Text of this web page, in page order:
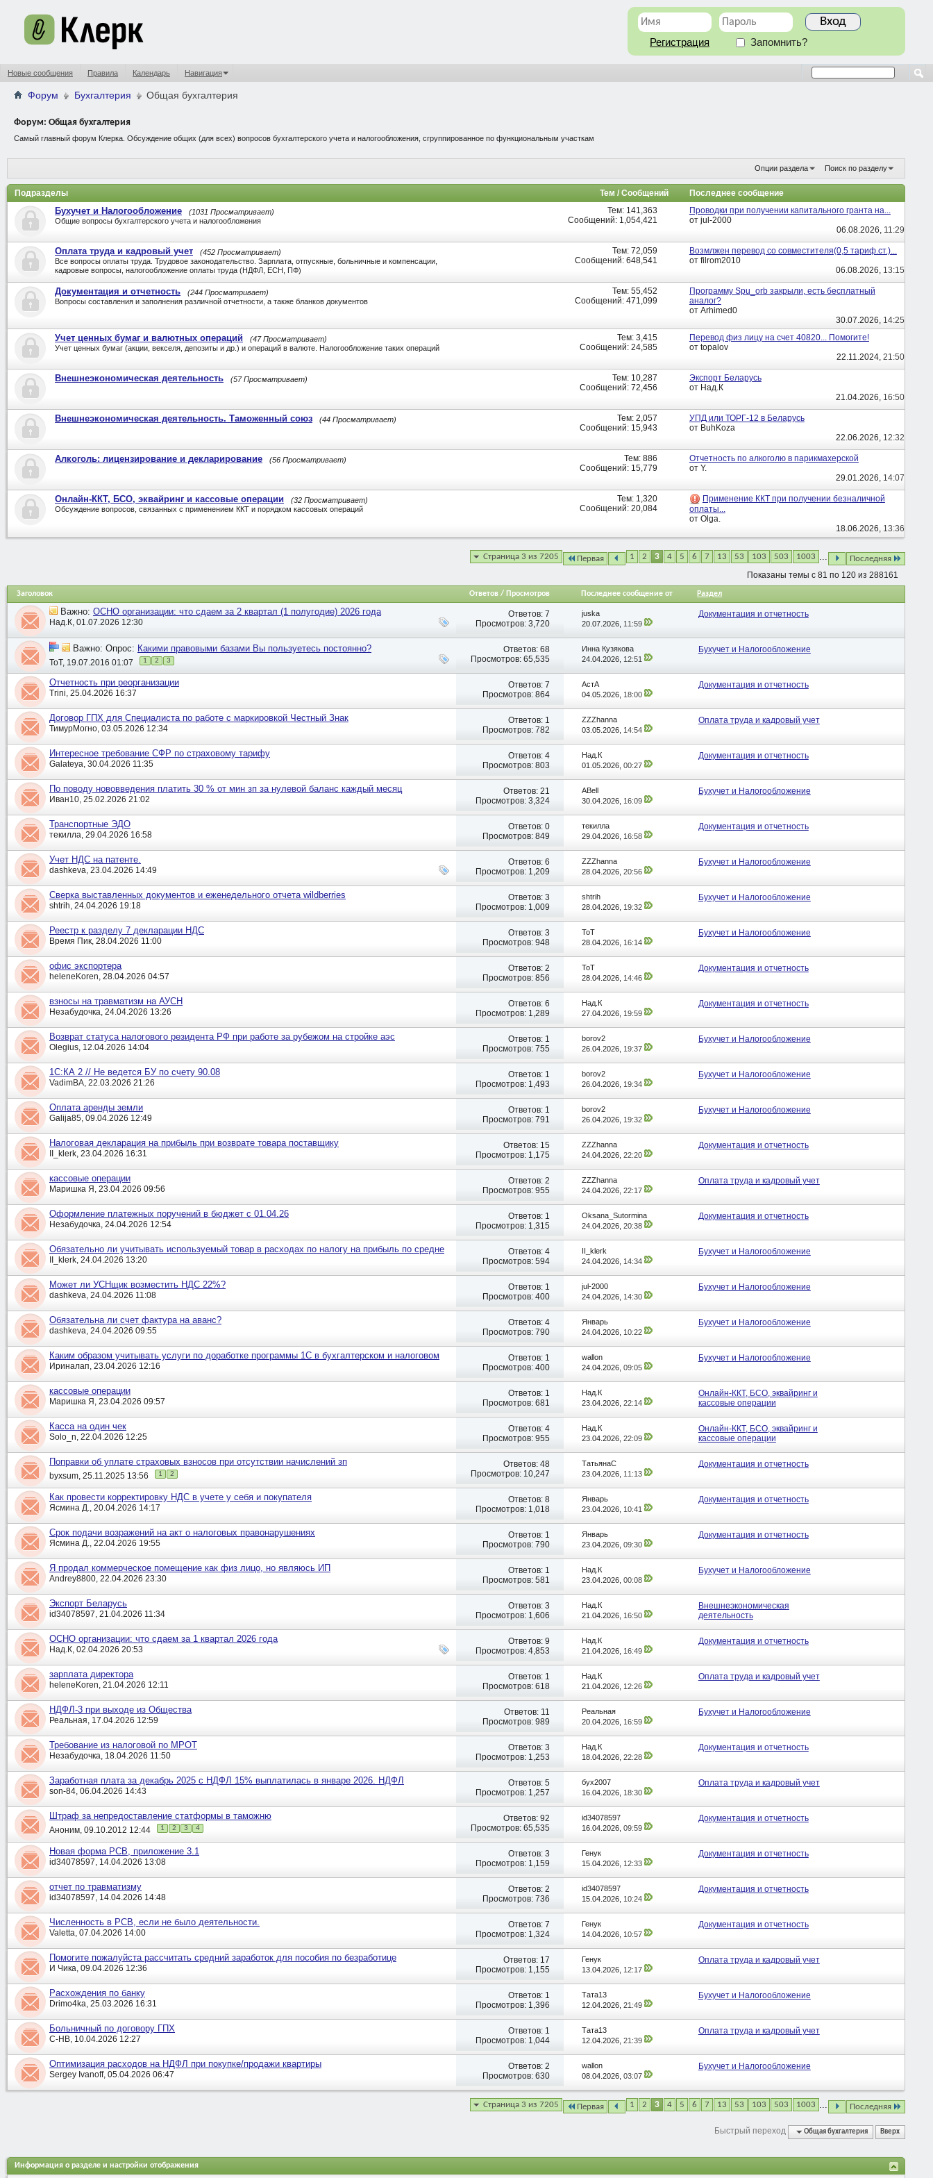
Регистрация Запомнить?
Новые сообщения Правила Календарь Навигация
Форум Бухгалтерия Общая бухгалтерия
Форум: Общая бухгалтерия
Самый главный форум Клерка. Обсуждение общих (для всех) вопросов бухгалтерского учета и налогообложения, сгруппированное по функциональным участкам
Опции раздела Поиск по разделу
Подразделы Тем / Сообщений Последнее сообщение
Бухучет и Налогообложение
(1031 Просматривает)
Общие вопросы бухгалтерского учета и налогообложения
Тем: 141,363
Сообщений: 1,054,421
Проводки при получении капитального гранта на...
от jul-2000
06.08.2026, 11:29
Оплата труда и кадровый учет
(452 Просматривает)
Все вопросы оплаты труда. Трудовое законодательство. Зарплата, отпускные, больничные и компенсации,
кадровые вопросы, налогообложение оплаты труда (НДФЛ, ЕСН, ПФ)
Тем: 72,059
Сообщений: 648,541
Возмлжен перевод со совместителя(0,5 тариф.ст.)...
от filrom2010
06.08.2026, 13:15
Документация и отчетность
(244 Просматривает)
Вопросы составления и заполнения различной отчетности, а также бланков документов
Тем: 55,452
Сообщений: 471,099
Программу Spu_orb закрыли, есть бесплатный
аналог?
от Arhimed0
30.07.2026, 14:25
Учет ценных бумаг и валютных операций
(47 Просматривает)
Учет ценных бумаг (акции, векселя, депозиты и др.) и операций в валюте. Налогообложение таких операций
Тем: 3,415
Сообщений: 24,585
Перевод физ лицу на счет 40820... Помогите!
от topalov
22.11.2024, 21:50
Внешнеэкономическая деятельность (57 Просматривает)
Тем: 10,287
Сообщений: 72,456
Экспорт Беларусь
от Над.К
21.04.2026, 16:50
Внешнеэкономическая деятельность. Таможенный союз (44 Просматривает)
Тем: 2,057
Сообщений: 15,943
УПД или ТОРГ-12 в Беларусь
от BuhKoza
22.06.2026, 12:32
Алкоголь: лицензирование и декларирование (56 Просматривает)
Тем: 886
Сообщений: 15,779
Отчетность по алкоголю в парикмахерской
от Y.
29.01.2026, 14:07
Онлайн-ККТ, БСО, эквайринг и кассовые операции
(32 Просматривает)
Обсуждение вопросов, связанных с применением ККТ и порядком кассовых операций
Тем: 1,320
Сообщений: 20,084
Применение ККТ при получении безналичной
оплаты...
от Olga.
18.06.2026, 13:36
Страница 3 из 7205 Первая 1 2 3 4 5 6 7 13 53 103 503 1003 Последняя
Показаны темы с 81 по 120 из 288161
Заголовок Ответов / Просмотров Последнее сообщение от Раздел
Важно: ОСНО организации: что сдаем за 2 квартал (1 полугодие) 2026 года
Над.К, 01.07.2026 12:30
Ответов:7
Просмотров: 3,720
juska
20.07.2026, 11:59
Документация и отчетность
Важно: Опрос: Какими правовыми базами Вы пользуетесь постоянно?
ToT, 19.07.2016 01:07 1 2 3
Ответов:68
Просмотров: 65,535
Инна Кузякова
24.04.2026, 12:51
Бухучет и Налогообложение
Отчетность при реорганизации
Trini, 25.04.2026 16:37
Ответов:7
Просмотров: 864
АстА
04.05.2026, 18:00
Документация и отчетность
Договор ГПХ для Специалиста по работе с маркировкой Честный Знак
ТимурМогно, 03.05.2026 12:34
Ответов: 1
Просмотров: 782
ZZZhanna
03.05.2026, 14:54
Оплата труда и кадровый учет
Интересное требование СФР по страховому тарифу
Galateya, 30.04.2026 11:35
Ответов:4
Просмотров: 803
Над.К
01.05.2026, 00:27
Документация и отчетность
По поводу нововведения платить 30 % от мин зп за нулевой баланс каждый месяц
Иван10, 25.02.2026 21:02
Ответов:21
Просмотров: 3,324
ABell
30.04.2026, 16:09
Бухучет и Налогообложение
Транспортные ЭДО
текилла, 29.04.2026 16:58
Ответов:0
Просмотров: 849
текилла
29.04.2026, 16:58
Документация и отчетность
Учет НДС на патенте.
dashkeva, 23.04.2026 14:49
Ответов:6
Просмотров: 1,209
ZZZhanna
28.04.2026, 20:56
Бухучет и Налогообложение
Сверка выставленных документов и еженедельного отчета wildberries
shtrih, 24.04.2026 19:18
Ответов:3
Просмотров: 1,009
shtrih
28.04.2026, 19:32
Бухучет и Налогообложение
Реестр к разделу 7 декларации НДС
Время Пик, 28.04.2026 11:00
Ответов:3
Просмотров: 948
ToT
28.04.2026, 16:14
Бухучет и Налогообложение
офис экспортера
heleneKoren, 28.04.2026 04:57
Ответов:2
Просмотров: 856
ToT
28.04.2026, 14:46
Документация и отчетность
взносы на травматизм на АУСН
Незабудочка, 24.04.2026 13:26
Ответов:6
Просмотров: 1,289
Над.К
27.04.2026, 19:59
Документация и отчетность
Возврат статуса налогового резидента РФ при работе за рубежом на стройке аэс
Olegius, 12.04.2026 14:04
Ответов: 1
Просмотров: 755
borov2
26.04.2026, 19:37
Бухучет и Налогообложение
1С:КА 2 // Не ведется БУ по счету 90.08
VadimBA, 22.03.2026 21:26
Ответов: 1
Просмотров: 1,493
borov2
26.04.2026, 19:34
Бухучет и Налогообложение
Оплата аренды земли
Galija85, 09.04.2026 12:49
Ответов: 1
Просмотров: 791
borov2
26.04.2026, 19:32
Бухучет и Налогообложение
Налоговая декларация на прибыль при возврате товара поставщику
II_klerk, 23.04.2026 16:31
Ответов: 15
Просмотров: 1,175
ZZZhanna
24.04.2026, 22:20
Документация и отчетность
кассовые операции
Маришка Я, 23.04.2026 09:56
Ответов:2
Просмотров: 955
ZZZhanna
24.04.2026, 22:17
Оплата труда и кадровый учет
Оформление платежных поручений в бюджет с 01.04.26
Незабудочка, 24.04.2026 12:54
Ответов: 1
Просмотров: 1,315
Oksana_Sutormina
24.04.2026, 20:38
Документация и отчетность
Обязательно ли учитывать используемый товар в расходах по налогу на прибыль по средне
II_klerk, 24.04.2026 13:20
Ответов:4
Просмотров: 594
II_klerk
24.04.2026, 14:34
Бухучет и Налогообложение
Может ли УСНщик возместить НДС 22%?
dashkeva, 24.04.2026 11:08
Ответов: 1
Просмотров: 400
jul-2000
24.04.2026, 14:30
Бухучет и Налогообложение
Обязательна ли счет фактура на аванс?
dashkeva, 24.04.2026 09:55
Ответов:4
Просмотров: 790
Январь
24.04.2026, 10:22
Бухучет и Налогообложение
Каким образом учитывать услуги по доработке программы 1С в бухгалтерском и налоговом
Ириналап, 23.04.2026 12:16
Ответов: 1
Просмотров: 400
wallon
24.04.2026, 09:05
Бухучет и Налогообложение
кассовые операции
Маришка Я, 23.04.2026 09:57
Ответов: 1
Просмотров: 681
Над.К
23.04.2026, 22:14
Онлайн-ККТ, БСО, эквайринг и
кассовые операции
Касса на один чек
Solo_n, 22.04.2026 12:25
Ответов:4
Просмотров: 955
Над.К
23.04.2026, 22:09
Онлайн-ККТ, БСО, эквайринг и
кассовые операции
Поправки об уплате страховых взносов при отсутствии начислений зп
byxsum, 25.11.2025 13:56 1 2
Ответов:48
Просмотров: 10,247
ТатьянаC
23.04.2026, 11:13
Документация и отчетность
Как провести корректировку НДС в учете у себя и покупателя
Ясмина Д., 20.04.2026 14:17
Ответов:8
Просмотров: 1,018
Январь
23.04.2026, 10:41
Документация и отчетность
Срок подачи возражений на акт о налоговых правонарушениях
Ясмина Д., 22.04.2026 19:55
Ответов: 1
Просмотров: 790
Январь
23.04.2026, 09:30
Документация и отчетность
Я продал коммерческое помещение как физ лицо, но являюсь ИП
Andrey8800, 22.04.2026 23:30
Ответов: 1
Просмотров: 581
Над.К
23.04.2026, 00:08
Бухучет и Налогообложение
Экспорт Беларусь
id34078597, 21.04.2026 11:34
Ответов:3
Просмотров: 1,606
Над.К
21.04.2026, 16:50
Внешнеэкономическая
деятельность
ОСНО организации: что сдаем за 1 квартал 2026 года
Над.К, 02.04.2026 20:53
Ответов:9
Просмотров: 4,853
Над.К
21.04.2026, 16:49
Документация и отчетность
зарплата директора
heleneKoren, 21.04.2026 12:11
Ответов: 1
Просмотров: 618
Над.К
21.04.2026, 12:26
Оплата труда и кадровый учет
НДФЛ-3 при выходе из Общества
Реальная, 17.04.2026 12:59
Ответов: 11
Просмотров: 989
Реальная
20.04.2026, 16:59
Бухучет и Налогообложение
Требование из налоговой по МРОТ
Незабудочка, 18.04.2026 11:50
Ответов:3
Просмотров: 1,253
Над.К
18.04.2026, 22:28
Документация и отчетность
Заработная плата за декабрь 2025 с НДФЛ 15% выплатилась в январе 2026. НДФЛ
son-84, 06.04.2026 14:43
Ответов:5
Просмотров: 1,257
бух2007
16.04.2026, 18:30
Оплата труда и кадровый учет
Штраф за непредоставление статформы в таможню
Аноним, 09.10.2012 12:44 1 2 3 4
Ответов:92
Просмотров: 65,535
id34078597
16.04.2026, 09:59
Документация и отчетность
Новая форма РСВ, приложение 3.1
id34078597, 14.04.2026 13:08
Ответов:3
Просмотров: 1,159
Генук
15.04.2026, 12:33
Документация и отчетность
отчет по травматизму
id34078597, 14.04.2026 14:48
Ответов:2
Просмотров: 736
id34078597
15.04.2026, 10:24
Документация и отчетность
Численность в РСВ, если не было деятельности.
Valetta, 07.04.2026 14:00
Ответов:7
Просмотров: 1,324
Генук
14.04.2026, 10:57
Документация и отчетность
Помогите пожалуйста рассчитать средний заработок для пособия по безработице
И Чика, 09.04.2026 12:36
Ответов: 17
Просмотров: 1,155
Генук
13.04.2026, 12:17
Оплата труда и кадровый учет
Расхождения по банку
Drimo4ka, 25.03.2026 16:31
Ответов: 1
Просмотров: 1,396
Тата13
12.04.2026, 21:49
Бухучет и Налогообложение
Больничный по договору ГПХ
С-НВ, 10.04.2026 12:27
Ответов: 1
Просмотров: 1,044
Тата13
12.04.2026, 21:39
Оплата труда и кадровый учет
Оптимизация расходов на НДФЛ при покупке/продажи квартиры
Sergey Ivanoff, 05.04.2026 06:47
Ответов:2
Просмотров: 630
wallon
08.04.2026, 03:07
Бухучет и Налогообложение
Страница 3 из 7205 Первая 1 2 3 4 5 6 7 13 53 103 503 1003 ... Последняя
Быстрый переход Общая бухгалтерия Вверх
Информация о разделе и настройки отображения